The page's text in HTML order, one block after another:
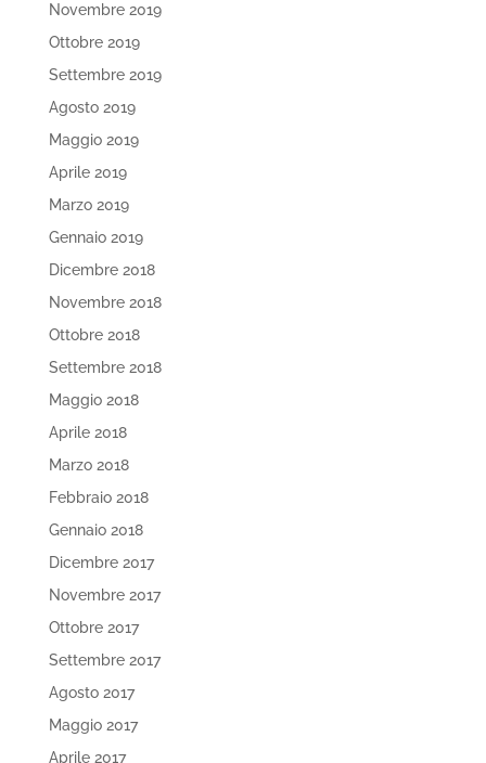
Novembre 2019
Ottobre 2019
Settembre 2019
Agosto 2019
Maggio 2019
Aprile 2019
Marzo 2019
Gennaio 2019
Dicembre 2018
Novembre 2018
Ottobre 2018
Settembre 2018
Maggio 2018
Aprile 2018
Marzo 2018
Febbraio 2018
Gennaio 2018
Dicembre 2017
Novembre 2017
Ottobre 2017
Settembre 2017
Agosto 2017
Maggio 2017
Aprile 2017